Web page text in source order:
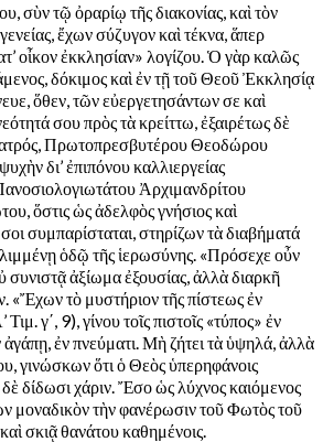
σὺν τῷ ὀραρίῳ τῆς διακονίας, καὶ τὸν
ἔχων σύζυγον καὶ τέκνα, ἅπερ
οἶκον ἐκκλησίαν» λογίζου. Ὁ γὰρ καλῶς
δόκιμος καὶ ἐν τῇ τοῦ Θεοῦ Ἐκκλησίᾳ
ὅθεν, τῶν εὐεργετησάντων σε καὶ
σου πρὸς τὰ κρείττω, ἐξαιρέτως δὲ
Πρωτοπρεσβυτέρου Θεοδώρου
δι’ ἐπιπόνου καλλιεργείας
Ἀρχιμανδρίτου
ὅστις ὡς ἀδελφὸς γνήσιος καὶ
συμπαρίσταται, στηρίζων τὰ διαβήματά
ὁδῷ τῆς ἱερωσύνης. «Πρόσεχε οὖν
ἀξίωμα ἐξουσίας, ἀλλὰ διαρκῆ
«Ἔχων τὸ μυστήριον τῆς πίστεως ἐν
γ΄, 9), γίνου τοῖς πιστοῖς «τύπος» ἐν
ἐν πνεύματι. Μὴ ζήτει τὰ ὑψηλά, ἀλλὰ
γινώσκων ὅτι ὁ Θεὸς ὑπερηφάνοις
δὲ δίδωσι χάριν. Ἔσο ὡς λύχνος καιόμενος
μοναδικὸν τὴν φανέρωσιν τοῦ Φωτὸς τοῦ
σκιᾷ θανάτου καθημένοις.